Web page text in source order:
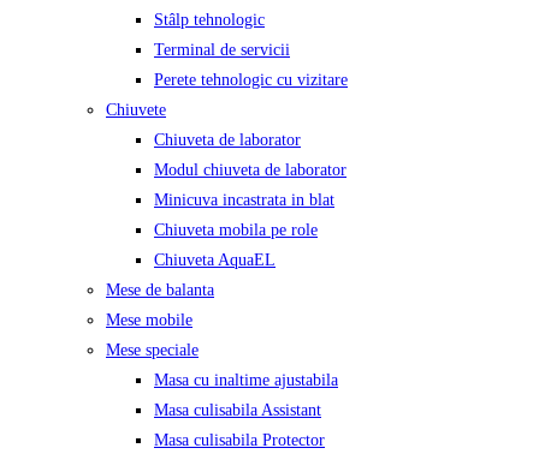
Stâlp tehnologic
Terminal de servicii
Perete tehnologic cu vizitare
Chiuvete
Chiuveta de laborator
Modul chiuveta de laborator
Minicuva incastrata in blat
Chiuveta mobila pe role
Chiuveta AquaEL
Mese de balanta
Mese mobile
Mese speciale
Masa cu inaltime ajustabila
Masa culisabila Assistant
Masa culisabila Protector